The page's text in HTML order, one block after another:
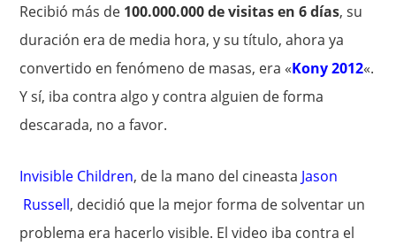
Recibió más de 100.000.000 de visitas en 6 días, su
duración era de media hora, y su título, ahora ya
convertido en fenómeno de masas, era «Kony 2012«.
Y sí, iba contra algo y contra alguien de forma
descarada, no a favor.
Invisible Children, de la mano del cineasta Jason
Russell, decidió que la mejor forma de solventar un
problema era hacerlo visible. El video iba contra el